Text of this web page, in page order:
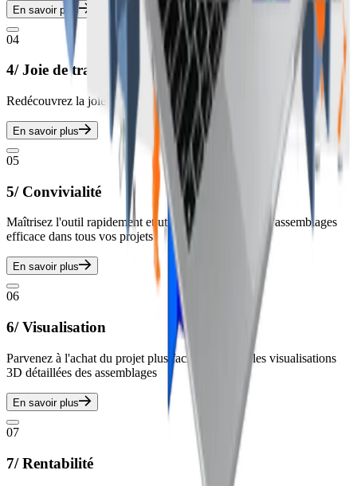
En savoir plus
04
4/ Joie de travail
Redécouvrez la joie de vos tâches d'ingénierie en structure
En savoir plus
05
5/ Convivialité
Maîtrisez l'outil rapidement et utilisez la conception d'assemblages
efficace dans tous vos projets
En savoir plus
06
6/ Visualisation
Parvenez à l'achat du projet plus facilement avec les visualisations
3D détaillées des assemblages
En savoir plus
07
7/ Rentabilité